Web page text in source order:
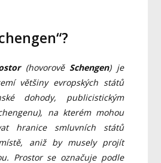
(hovorově Schengen) je
většiny evropských států
dohody, publicistickým
na kterém mohou
hranice smluvních států
aniž by musely projít
Prostor se označuje podle